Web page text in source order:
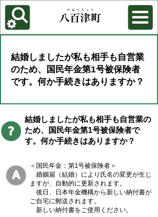
各種機能
背景色を変更する
結婚しましたが私も相手も自営業
のため、国民年金第1号被保険者
です。何か手続きはありますか？
結婚しましたが私も相手も自営業の
ため、国民年金第1号被保険者で
す。何か手続きはありますか？
＜国民年金：第1号被保険者＞
婚姻届（結婚）により氏名の変更が生じ
ますが、自動的に更新されます。
後日、日本年金機構から新しい納付書が
ご自宅に郵送されます。
新しい納付書をご使用ください。